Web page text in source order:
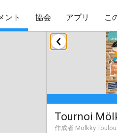
ント 協会 アプリ こ
Tournoi
作成者 Mölkky
2018年1月
Open des
2018年1月
Individuel
2018年1月